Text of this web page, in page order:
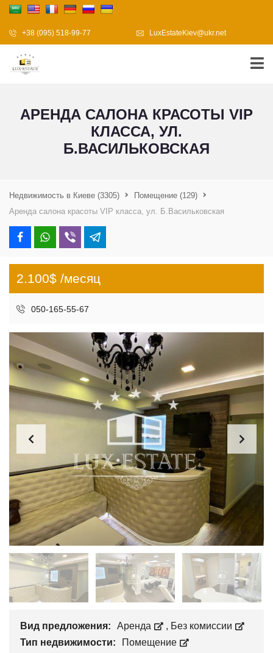
+38 (095) 518-99-77 LuxEstateKiev@ukr.net
АРЕНДА САЛОНА КРАСОТЫ VIP
КЛАССА, УЛ.
Б.ВАСИЛЬКОВСКАЯ
Недвижимость в Киеве (3305) Помещение (129)
Аренда салона красоты VIP класса, ул. Б.Васильковская
2.100$ /месяц
050-165-55-67
Вид предложения: Аренда , Без комиссии
Тип недвижимости:
Помещение